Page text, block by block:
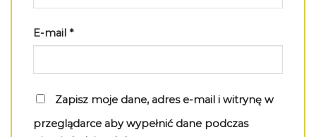
E-mail *
Zapisz moje dane, adres e-mail i witrynę w
przeglądarce aby wypełnić dane podczas